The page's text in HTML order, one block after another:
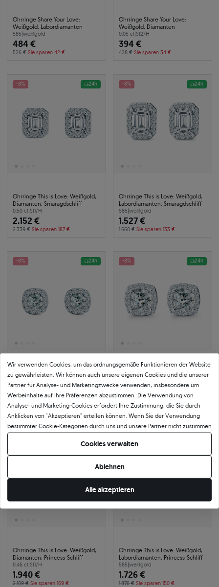
Ohrringe Share Your Love:
Weißgold, Labordiamanten
585|weißgold
484 €
526 € Sie sparen 42 €
Ohrringe Share Your Love:
Weißgold, Diamanten
0.05 ct|SI2/H
394 €
428 € Sie sparen 34 €
-8% 24h
Ohrringe This is Love: Weißgold,
Diamanten, Smaragdschliff
0.50 ct|SI1/H
2.152 €
2.339 € Sie sparen 187 €
-8% 24h
Ohrringe This is Love: Weißgold,
Labordiamanten, Smaragdschliff
585|weißgold
1.527 €
1.660 € Sie sparen 133 €
-8% 24h
Ohrringe This is Love: Weißgold,
Diamanten, Kissenschliff
0.42 ct|SI1/H
1.883 €
2.047 € Sie sparen 164 €
-8% 24h
Ohrringe This is Love: Weißgold,
Labordiamanten, Kissenschliff
585| weißgold
1.534 €
1.667 € Sie sparen 133 €
Ohrringe This is Love: Weißgold,
Diamanten, Princess-Schliff
0.46 ct|SI1/H
1.940 €
2.109 € Sie sparen 169 €
Ohrringe This is Love: Weißgold,
Labordiamanten, Princess-Schliff
585|weißgold
1.726 €
1.876 € Sie sparen 150 €
Wir verwenden Cookies, um das ordnungsgemäße Funktionieren der Website
zu gewährleisten. Wir können auch unsere eigenen Cookies und die unserer
Partner für Analyse- und Marketingzwecke verwenden, insbesondere um
Werbeinhalte auf Ihre Präferenzen abzustimmen. Die Verwendung von
Analyse- und Marketing-Cookies erfordert Ihre Zustimmung, die Sie durch
Anklicken von "Akzeptieren" erteilen können. Wenn Sie der Verwendung
bestimmter Cookie-Kategorien durch uns und unsere Partner nicht zustimmen
möchten, klicken Sie auf "Lassen Sie mich wählen" und bestimmen Sie Ihre
Präferenzen. Sie können Ihre Zustimmung jederzeit widerrufen, indem Sie
Ihre Cookie-Einstellungen ändern.
Cookies verwalten
Ablehnen
Alle akzeptieren